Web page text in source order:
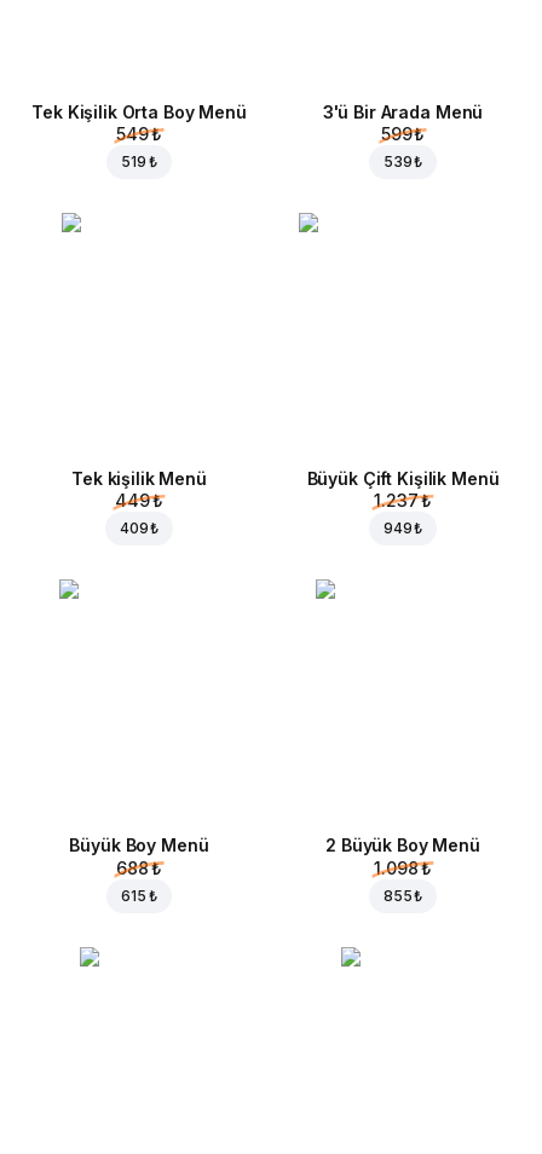
Tek Kişilik Orta Boy Menü
549 ₺
519 ₺
3'ü Bir Arada Menü
599 ₺
539 ₺
Tek kişilik Menü
449 ₺
409 ₺
Büyük Çift Kişilik Menü
1.237 ₺
949 ₺
Büyük Boy Menü
688 ₺
615 ₺
2 Büyük Boy Menü
1.098 ₺
855 ₺